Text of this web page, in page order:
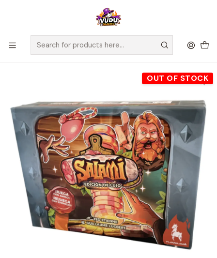
🚀 ¡Despachamos a todo Chile! Envío GRATIS a Regiones sobre
$100.000 y a RM sobre $35.000
Home Juegos de Mesa Competitivos
Salami - Edición de Lujo - Español
OUT OF STOCK